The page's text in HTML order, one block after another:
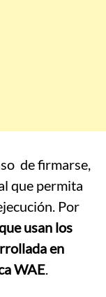
de firmarse,
que permita
Por
usan los
en
WAE.